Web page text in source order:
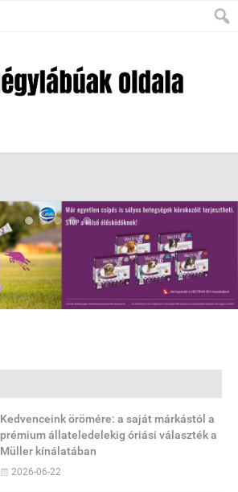
Kedvenceink örömére: a saját márkástól a
prémium állateledelekig óriási választék a
Müller kínálatában
2026-06-22